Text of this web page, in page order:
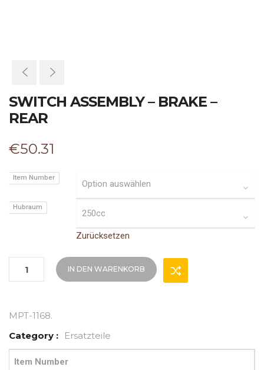
SWITCH ASSEMBLY – BRAKE –
REAR
€50.31
Item Number
Hubraum
Zurücksetzen
IN DEN WARENKORB
MPT-1168.
Category :
Ersatzteile
Item Number